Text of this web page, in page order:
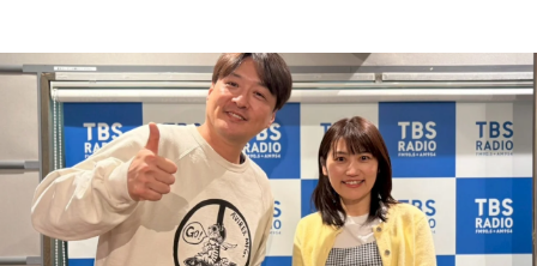
お知らせ
イベント・グッズ
YouTube
会社情報